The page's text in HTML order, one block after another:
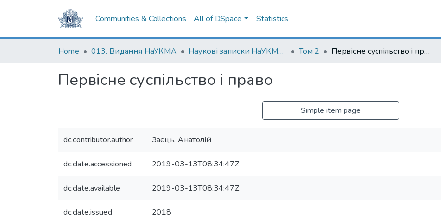
Communities & Collections All of DSpace Statistics
Home 013. Видання НаУКМА Наукові записки НаУКМА. Юридичні науки Том 2 Первісне суспільство і право
Первісне суспільство і право
Simple item page
dc.contributor.author Заєць, Анатолій
dc.date.accessioned 2019-03-13T08:34:47Z
dc.date.available 2019-03-13T08:34:47Z
dc.date.issued 2018